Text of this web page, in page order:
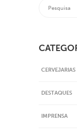
CERVEJARIAS
DESTAQUES
IMPRENSA